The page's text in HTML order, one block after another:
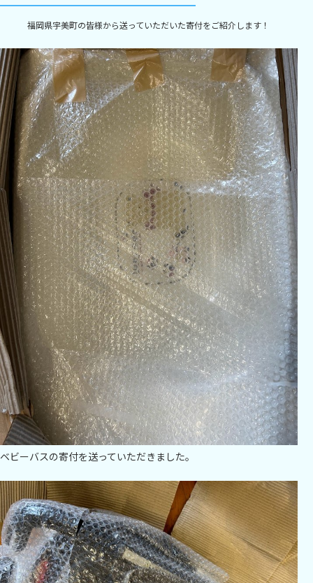
福岡県宇美町の皆様から送っていただいた寄付をご紹介します！
ベビーバスの寄付を送っていただきました。